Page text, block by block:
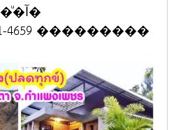
#�ѭ�����ҧ��ͧ�آ�
4659 ���������